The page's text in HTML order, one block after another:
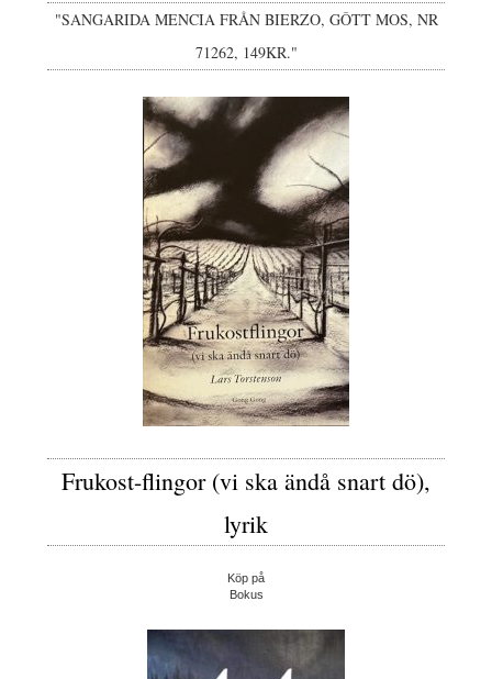
"SANGARIDA MENCIA FRÅN BIERZO, GÔTT MOS, NR
71262, 149KR."
Frukost-flingor (vi ska ändå snart dö),
lyrik
Köp på
Bokus